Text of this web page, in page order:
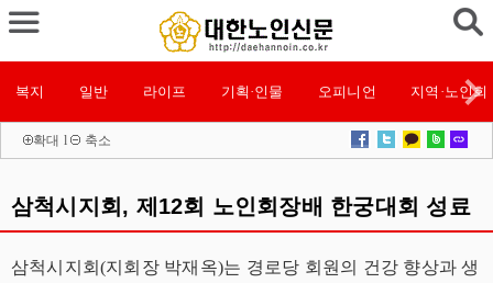
복지 일반 라이프 기획·인물 오피니언 지역·노인회
확대 l 축소
삼척시지회, 제12회 노인회장배 한궁대회 성료
삼척시지회(지회장 박재옥)는 경로당 회원의 건강 향상과 생